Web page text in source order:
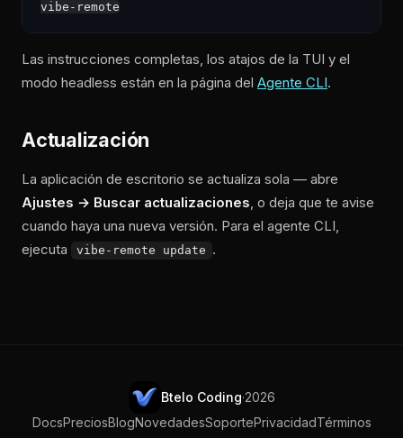
Las instrucciones completas, los atajos de la TUI y el
modo headless están en la página del Agente CLI.
Actualización
La aplicación de escritorio se actualiza sola — abre
Ajustes → Buscar actualizaciones, o deja que te avise
cuando haya una nueva versión. Para el agente CLI,
ejecuta
vibe-remote update .
Btelo Coding·2026
DocsPreciosBlogNovedadesSoportePrivacidadTérminos